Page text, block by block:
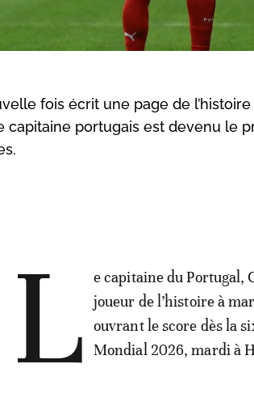
fois écrit une page de
capitaine portugais est devenu le
L
e capitaine du Portugal,
joueur de l’histoire à
ouvrant le score dès la
Mondial 2026, mardi à